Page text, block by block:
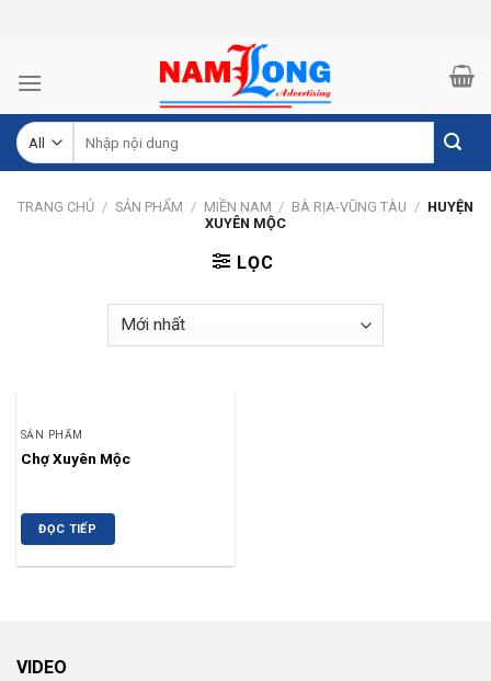
kiếm:
TRANG CHỦ / SẢN PHẨM / MIỀN NAM / BÀ RỊA-VŨNG TÀU / HUYỆN
XUYÊN MỘC
LỌC
SẢN PHẨM
Chợ Xuyên Mộc
ĐỌC TIẾP
VIDEO